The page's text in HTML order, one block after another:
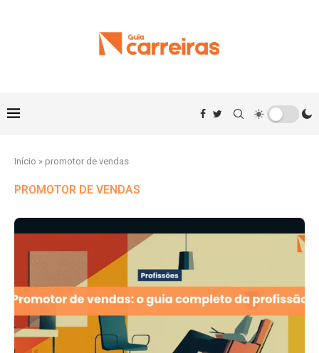
Início » promotor de vendas
PROMOTOR DE VENDAS